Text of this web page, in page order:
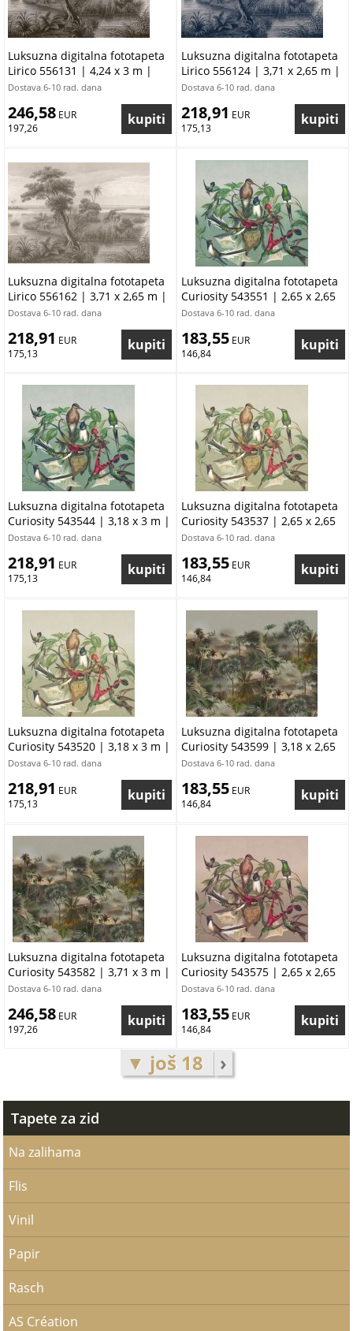
Luksuzna digitalna fototapeta
Lirico 556131 | 4,24 x 3 m |
Ljepilo besplatno
Dostava 6-10 rad. dana
246,58 EUR
197,26
Luksuzna digitalna fototapeta
Lirico 556124 | 3,71 x 2,65 m |
Ljepilo besplatno
Dostava 6-10 rad. dana
218,91 EUR
175,13
Luksuzna digitalna fototapeta
Lirico 556162 | 3,71 x 2,65 m |
Ljepilo besplatno
Dostava 6-10 rad. dana
218,91 EUR
175,13
Luksuzna digitalna fototapeta
Curiosity 543551 | 2,65 x 2,65
m | Ljepilo besplatno
Dostava 6-10 rad. dana
183,55 EUR
146,84
Luksuzna digitalna fototapeta
Curiosity 543544 | 3,18 x 3 m |
Ljepilo besplatno
Dostava 6-10 rad. dana
218,91 EUR
175,13
Luksuzna digitalna fototapeta
Curiosity 543537 | 2,65 x 2,65
m | Ljepilo besplatno
Dostava 6-10 rad. dana
183,55 EUR
146,84
Luksuzna digitalna fototapeta
Curiosity 543520 | 3,18 x 3 m |
Ljepilo besplatno
Dostava 6-10 rad. dana
218,91 EUR
175,13
Luksuzna digitalna fototapeta
Curiosity 543599 | 3,18 x 2,65
m | Ljepilo besplatno
Dostava 6-10 rad. dana
183,55 EUR
146,84
Luksuzna digitalna fototapeta
Curiosity 543582 | 3,71 x 3 m |
Ljepilo besplatno
Dostava 6-10 rad. dana
246,58 EUR
197,26
Luksuzna digitalna fototapeta
Curiosity 543575 | 2,65 x 2,65
m | Ljepilo besplatno
Dostava 6-10 rad. dana
183,55 EUR
146,84
▼ još 18 ›
Tapete za zid
Na zalihama
Flis
Vinil
Papir
Rasch
AS Création